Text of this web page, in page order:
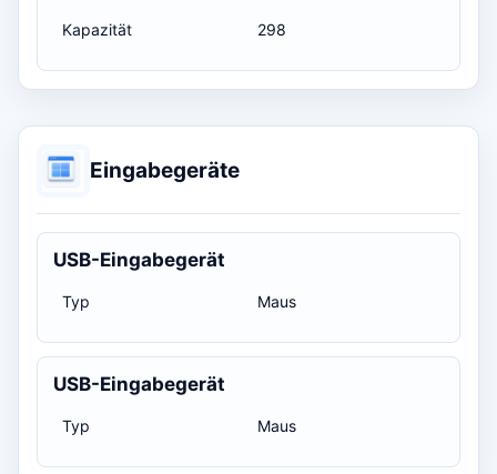
Kapazität 298
Eingabegeräte
USB-Eingabegerät
Typ Maus
USB-Eingabegerät
Typ Maus